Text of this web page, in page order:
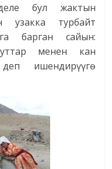
бул жактын
узакка турбайт
барган сайын:
менен кан
ишендирүүгө